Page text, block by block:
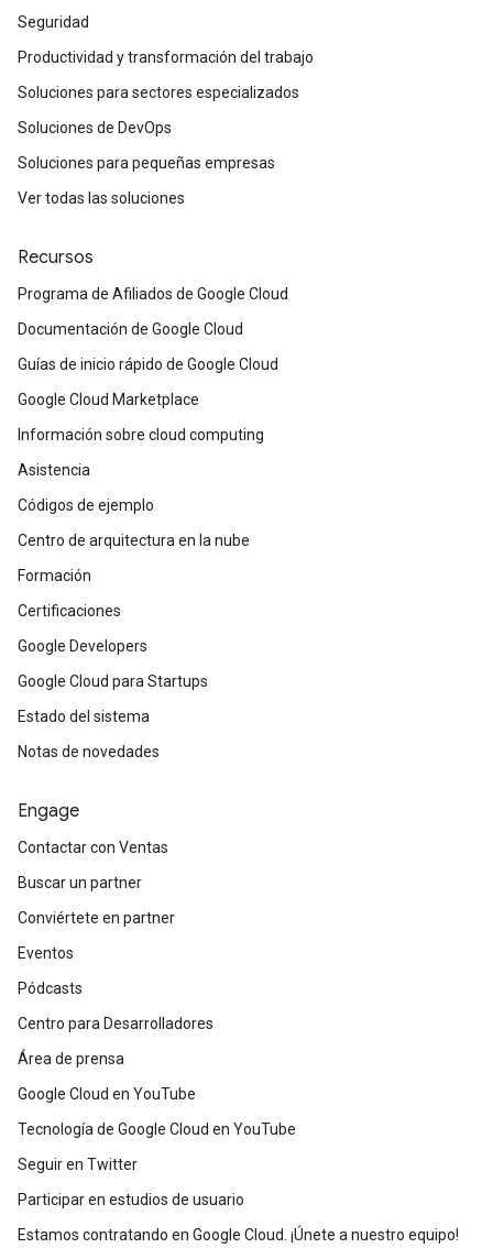
Seguridad
Productividad y transformación del trabajo
Soluciones para sectores especializados
Soluciones de DevOps
Soluciones para pequeñas empresas
Ver todas las soluciones
Recursos
Programa de Afiliados de Google Cloud
Documentación de Google Cloud
Guías de inicio rápido de Google Cloud
Google Cloud Marketplace
Información sobre cloud computing
Asistencia
Códigos de ejemplo
Centro de arquitectura en la nube
Formación
Certificaciones
Google Developers
Google Cloud para Startups
Estado del sistema
Notas de novedades
Engage
Contactar con Ventas
Buscar un partner
Conviértete en partner
Eventos
Pódcasts
Centro para Desarrolladores
Área de prensa
Google Cloud en YouTube
Tecnología de Google Cloud en YouTube
Seguir en Twitter
Participar en estudios de usuario
Estamos contratando en Google Cloud. ¡Únete a nuestro equipo!